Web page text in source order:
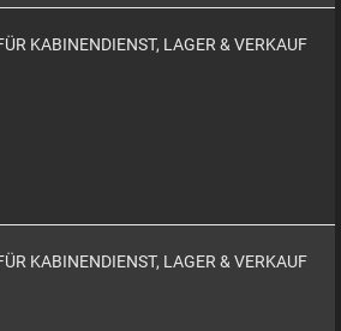
KABINENDIENST, LAGER & VERKAUF
KABINENDIENST, LAGER & VERKAUF